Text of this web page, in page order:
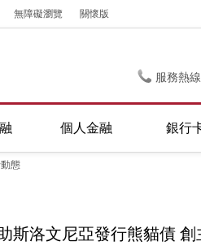
無障礙瀏覽 關懷版
服務熱
個人金融 銀行
態
斯洛文尼亞發行熊貓債